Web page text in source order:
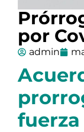
por
admin